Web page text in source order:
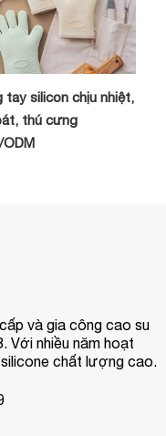
tay silicon chịu nhiệt,
thú cưng
ODM
và gia công cao su
Với nhiều năm hoạt
chất lượng cao.